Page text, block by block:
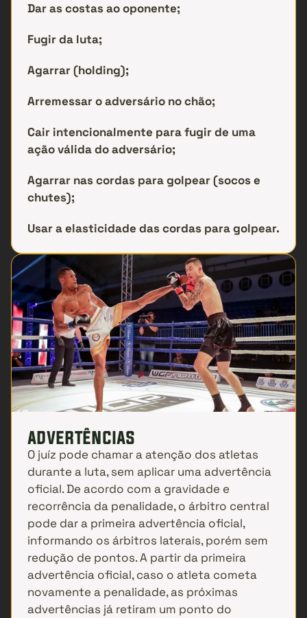
Dar as costas ao oponente;
Fugir da luta;
Agarrar (holding);
Arremessar o adversário no chão;
Cair intencionalmente para fugir de uma
ação válida do adversário;
Agarrar nas cordas para golpear (socos e
chutes);
Usar a elasticidade das cordas para golpear.
advertências
O juíz pode chamar a atenção dos atletas
durante a luta, sem aplicar uma advertência
oficial. De acordo com a gravidade e
recorrência da penalidade, o árbitro central
pode dar a primeira advertência oficial,
informando os árbitros laterais, porém sem
redução de pontos. A partir da primeira
advertência oficial, caso o atleta cometa
novamente a penalidade, as próximas
advertências já retiram um ponto do